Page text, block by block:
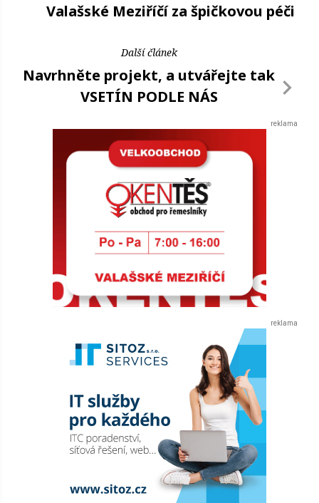
Valašské Meziříčí za špičkovou péči
Další článek
Navrhněte projekt, a utvářejte tak
VSETÍN PODLE NÁS